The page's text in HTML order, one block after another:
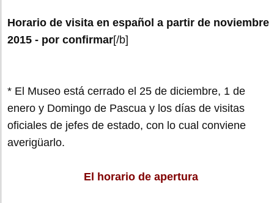
Horario de visita en español a partir de noviembre
2015 - por confirmar[/b]
* El Museo está cerrado el 25 de diciembre, 1 de
enero y Domingo de Pascua y los días de visitas
oficiales de jefes de estado, con lo cual conviene
averigüarlo.
El horario de apertura